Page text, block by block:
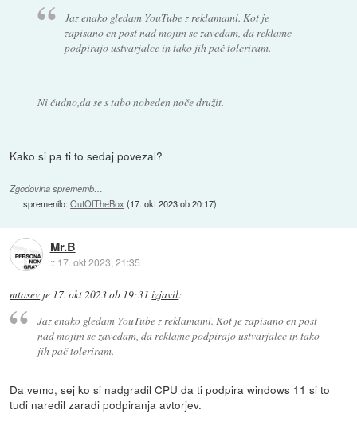
Jaz enako gledam YouTube z reklamami. Kot je
zapisano en post nad mojim se zavedam, da reklame
podpirajo ustvarjalce in tako jih pač toleriram.
Ni čudno,da se s tabo nobeden noče družit.
Kako si pa ti to sedaj povezal?
Zgodovina sprememb…
spremenilo:OutOfTheBox (17. okt 2023 ob 20:17)
Mr.B
:: 17. okt 2023, 21:35
mtosev je 17. okt 2023 ob 19:31 izjavil:
Jaz enako gledam YouTube z reklamami. Kot je zapisano en post
nad mojim se zavedam, da reklame podpirajo ustvarjalce in tako
jih pač toleriram.
Da vemo, sej ko si nadgradil CPU da ti podpira windows 11 si to
tudi naredil zaradi podpiranja avtorjev.